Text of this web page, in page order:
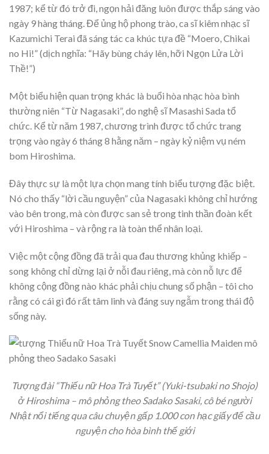
1987; kể từ đó trở đi, ngọn hải đăng luôn được thắp sáng vào
ngày 9 hàng tháng. Để ủng hộ phong trào, ca sĩ kiêm nhạc sĩ
Kazumichi Terai đã sáng tác ca khúc tựa đề “Moero, Chikai
no Hi!” (dịch nghĩa: “Hãy bùng cháy lên, hỡi Ngọn Lửa Lời
Thề!”)
Một biểu hiện quan trọng khác là buổi hòa nhạc hòa bình
thường niên “Từ Nagasaki”, do nghệ sĩ Masashi Sada tổ
chức. Kể từ năm 1987, chương trình được tổ chức trang
trọng vào ngày 6 tháng 8 hằng năm – ngày kỷ niệm vụ ném
bom Hiroshima.
Đây thực sự là một lựa chọn mang tính biểu tượng đặc biệt.
Nó cho thấy “lời cầu nguyện” của Nagasaki không chỉ hướng
vào bên trong, mà còn được san sẻ trong tinh thần đoàn kết
với Hiroshima – và rộng ra là toàn thể nhân loại.
Việc một cộng đồng đã trải qua đau thương khủng khiếp –
song không chỉ dừng lại ở nỗi đau riêng, mà còn nỗ lực để
không cộng đồng nào khác phải chịu chung số phận – tôi cho
rằng có cái gì đó rất tâm linh và đáng suy ngẫm trong thái độ
sống này.
Tượng đài “Thiếu nữ Hoa Trà Tuyết” (Yuki-tsubaki no Shojo)
ở Hiroshima – mô phỏng theo Sadako Sasaki, cô bé người
Nhật nổi tiếng qua câu chuyện gấp 1.000 con hạc giấy để cầu
nguyện cho hòa bình thế giới